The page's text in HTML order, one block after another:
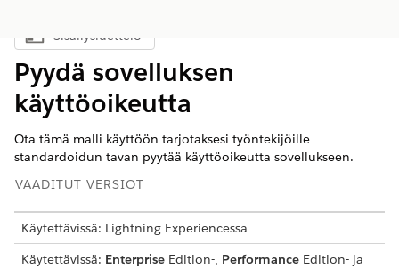
Näytä sisällysluettelo
Sisällysluettelo
Pyydä sovelluksen
käyttöoikeutta
Ota tämä malli käyttöön tarjotaksesi työntekijöille
standardoidun tavan pyytää käyttöoikeutta sovellukseen.
VAADITUT VERSIOT
Käytettävissä: Lightning Experiencessa
Käytettävissä: Enterprise Edition-, Performance Edition- ja